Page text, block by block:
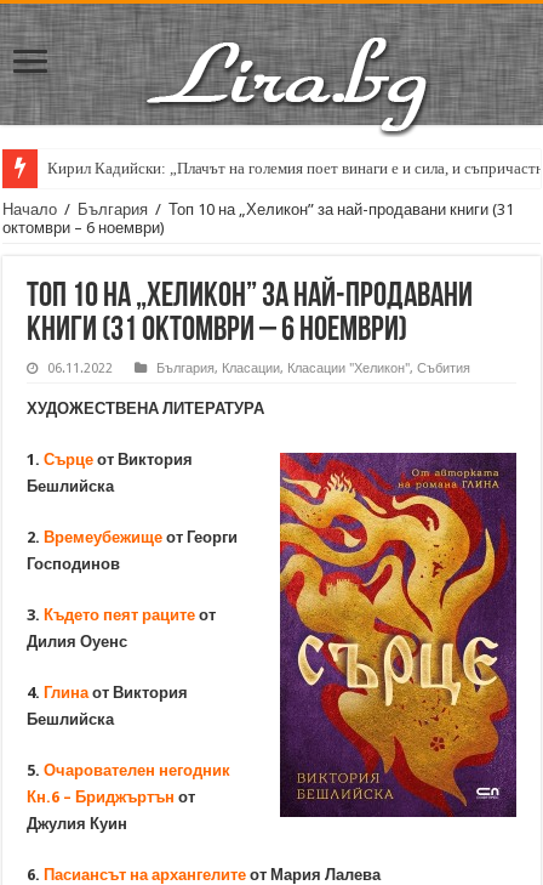
Кирил Кадийски: „Плачът на големия поет винаги е и сила, и
Начало / България / Топ 10 на „Хеликон” за най-продавани книги (31
октомври – 6 ноември)
Топ 10 на „Хеликон” за най-продавани
книги (31 октомври – 6 ноември)
06.11.2022 България, Класации, Класации "Хеликон",Събития
ХУДОЖЕСТВЕНА ЛИТЕРАТУРА
1.Сърце от Виктория
Бешлийска
2. Времеубежище от Георги
Господинов
3. Където пеят раците от
Дилия Оуенс
4. Глинаот Виктория
Бешлийска
5.Очарователен негодник
Кн.6 – Бриджъртън от
Джулия Куин
6. Пасиансът на архангелите от Мария Лалева